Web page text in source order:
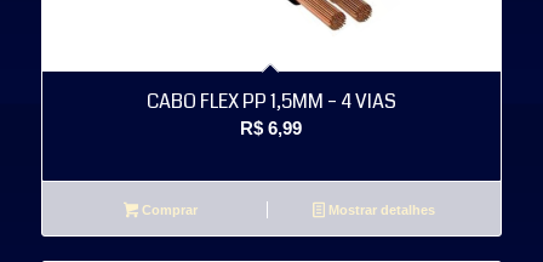
CABO FLEX PP 1,5MM – 4 VIAS
R$ 6,99
Comprar Mostrar detalhes